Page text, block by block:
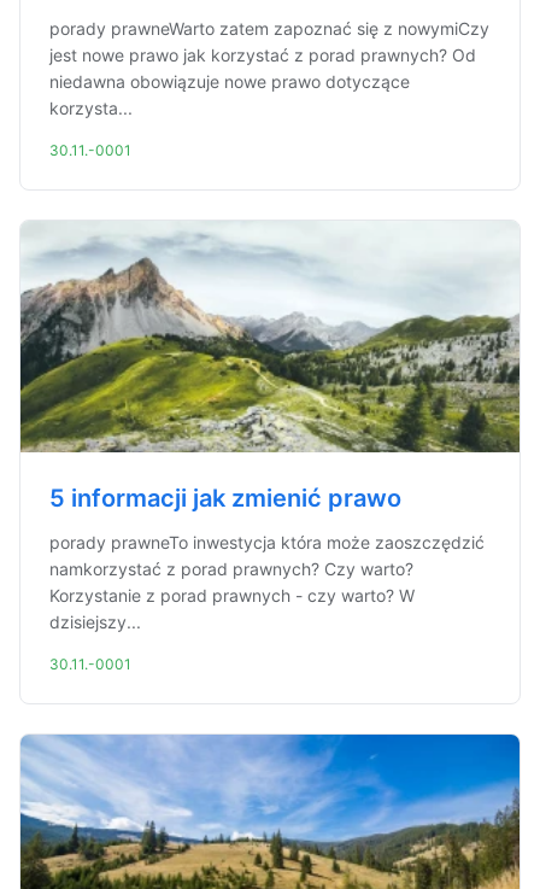
porady prawneWarto zatem zapoznać się z nowymiCzy
jest nowe prawo jak korzystać z porad prawnych? Od
niedawna obowiązuje nowe prawo dotyczące
korzysta...
30.11.-0001
5 informacji jak zmienić prawo
porady prawneTo inwestycja która może zaoszczędzić
namkorzystać z porad prawnych? Czy warto?
Korzystanie z porad prawnych - czy warto? W
dzisiejszy...
30.11.-0001